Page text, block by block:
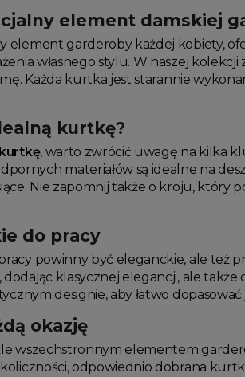
element damskiej
element garderoby każdej kobiety,
własnego stylu. W naszej
Każda kurtka jest starannie
kurtkę?
kurtkę, warto zwrócić uwagę na kilka
materiałów są idealne na
Nie zapomnij także o kroju,
do pracy
powinny być eleganckie, ale też
klasycznej elegancji, ale
designie, aby łatwo
okazję
wszechstronnym elementem
odpowiednio dobrana